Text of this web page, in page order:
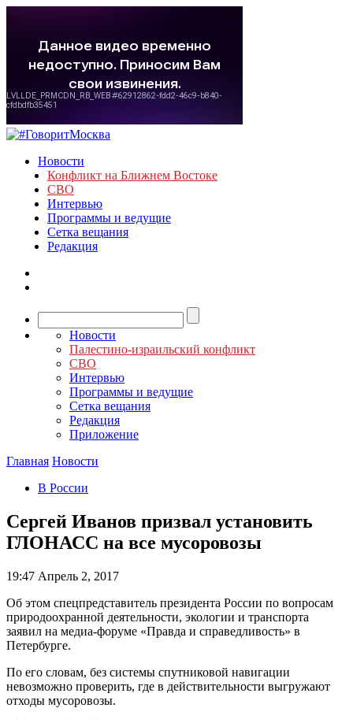
Новости
Конфликт на Ближнем Востоке
СВО
Интервью
Программы и ведущие
Сетка вещания
Редакция
Новости
Палестино-израильский конфликт
СВО
Интервью
Программы и ведущие
Сетка вещания
Редакция
Приложение
Главная Новости
В России
Сергей Иванов призвал установить
ГЛОНАСС на все мусоровозы
19:47 Апрель 2, 2017
Об этом спецпредставитель президента России по вопросам
природоохранной деятельности, экологии и транспорта
заявил на медиа-форуме «Правда и справедливость» в
Петербурге.
По его словам, без системы спутниковой навигации
невозможно проверить, где в действительности выгружают
отходы мусоровозы.